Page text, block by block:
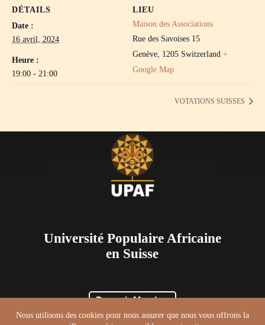
Nous utilisons des cookies pour nous assurer que nous vous offrons la
DÉTAILS
Date :
16 avril, 2024
Heure :
19:00 - 21:00
LIEU
Maison des Associations
Rue des Savoises 15
Genève, 1205 Switzerland +
Google Map
VOTATIONS SUISSES
Université Populaire Africaine
en Suisse
Devenir Membre
Accueil
À propos
Formations